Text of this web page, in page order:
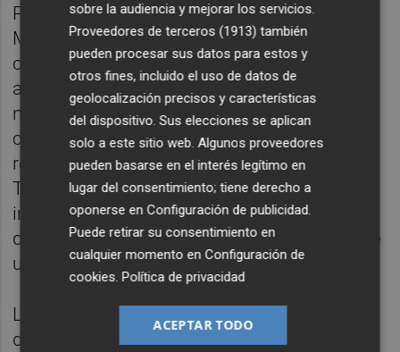
Para el presidente del Club Voleibol
Mediterráneo, Santiago López, “este
campeonato nacional supone un paso
adelante para el club y para Castellón. Tras
nueve años organizando citas nacionales, la
competición crece de 24 a 32 equipos y
reunirá a cerca de mil personas en la ciudad.
Todo ello es posible gracias al respaldo
institucional y al trabajo realizado para
disponer de unas instalaciones a la altura de
un evento de esta magnitud”.
La competición reunirá a cerca de 400
deportistas de categoría cadete masculina
sobre la audiencia y mejorar los servicios.
Proveedores de terceros (1913) también
pueden procesar sus datos para estos y
otros fines, incluido el uso de datos de
geolocalización precisos y características
del dispositivo. Sus elecciones se aplican
solo a este sitio web. Algunos proveedores
pueden basarse en el interés legítimo en
lugar del consentimiento; tiene derecho a
oponerse enConfiguración de publicidad.
Puede retirar su consentimiento en
cualquier momento enConfiguración de
cookies.Política de privacidad
ACEPTAR TODO